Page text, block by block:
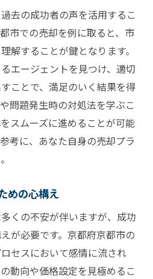
去の成功者の声を活用するこ
市での売却を例に取ると、市
解することが鍵となります。
エージェントを見つけ、適切
ことで、満足のいく結果を得
問題発生時の対処法を学ぶこ
スムーズに進めることが可能
考に、あなた自身の売却プラ
めの心構え
くの不安が伴いますが、成功
が必要です。京都府京都市の
セスにおいて感情に流され
動向や価格設定を見極めるこ